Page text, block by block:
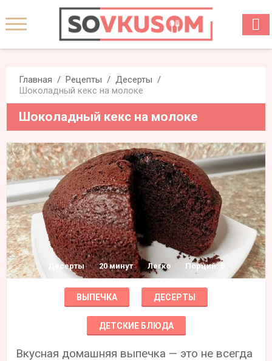
Главная Рецепты
Десерты
Шоколадный кекс на молоке
Шоколадный кекс на молоке
Десерты 20 минут Легко Порций: 5
ВЫПЕЧКА ДЕСЕРТЫ
ДЕТСКИЕ БЛЮДА
Вкусная домашняя выпечка — это не всегда